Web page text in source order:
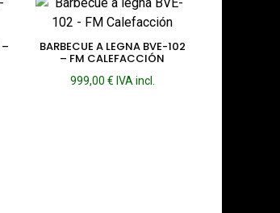
€
2.485,00 €
– BARBECUE A LEGNA BVE-102
– FM CALEFACCIÓN
999,00 € IVA incl.